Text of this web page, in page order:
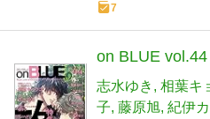
7
on BLUE
志水ゆき 相葉キ
子 藤原旭 紀伊